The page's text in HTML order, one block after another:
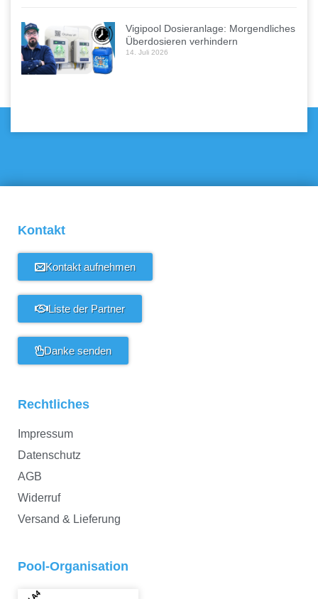
Vigipool Dosieranlage: Morgendliches
Überdosieren verhindern
14. Juli 2026
Kontakt
Kontakt aufnehmen
Liste der Partner
Danke senden
Rechtliches
Impressum
Datenschutz
AGB
Widerruf
Versand & Lieferung
Pool-Organisation